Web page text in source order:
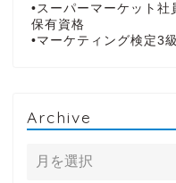
•スーパーマーケット社
保有資格
•マーケティング検定3級
Archive